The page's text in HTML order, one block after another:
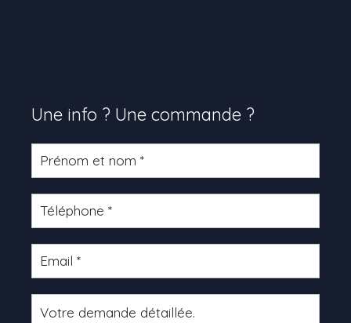
Une info ? Une commande ?
Formulaire
produit